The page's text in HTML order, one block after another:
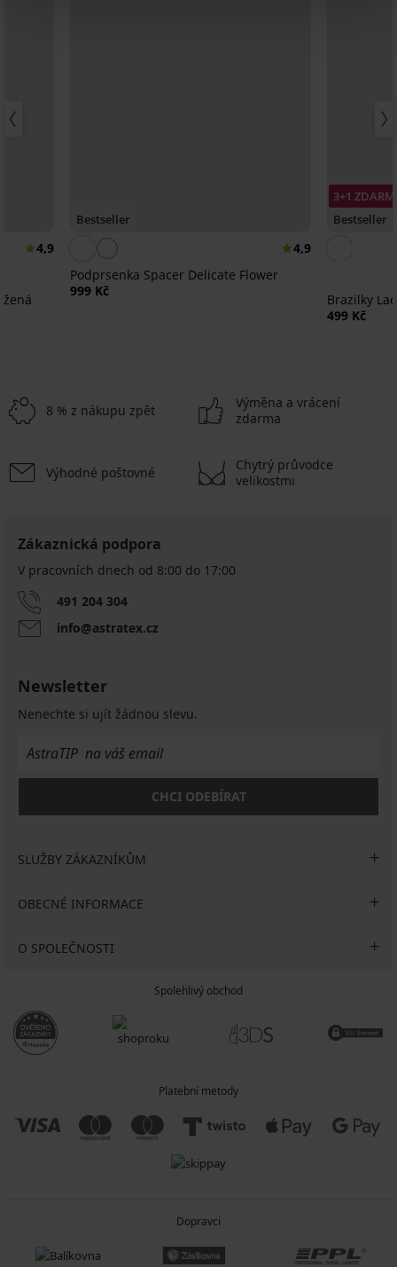
4,9
Bestseller
4,9
Podprsenka Spacer Delicate Flower
999 Kč
3+1
Bestseller
Brazilky
499 Kč
8 % z nákupu zpět
Výměna a vrácení
zdarma
Výhodné poštovné
Chytrý průvodce
velikostmi
Zákaznická podpora
V pracovních dnech od 8:00 do 17:00
491 204 304
info@astratex.cz
Newsletter
Nenechte si ujít žádnou slevu.
CHCI ODEBÍRAT
SLUŽBY ZÁKAZNÍKŮM
OBECNÉ INFORMACE
O SPOLEČNOSTI
Spolehlivý obchod
Platební metody
Dopravci